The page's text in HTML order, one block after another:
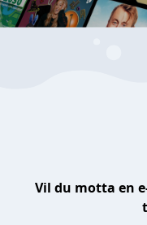
Vil du motta en